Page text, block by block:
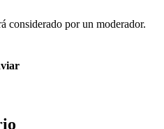
considerado por un moderador.